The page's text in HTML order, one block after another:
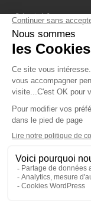
fiducial.fr
lyoncapitale.fr
olympique-et-
L'application
Les cookies
Gestion des
Crédit